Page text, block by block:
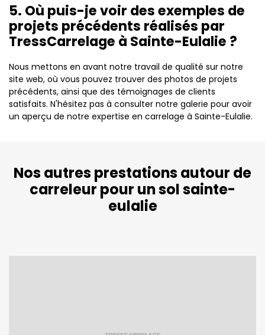
5. Où puis-je voir des exemples de
projets précédents réalisés par
TressCarrelage à Sainte-Eulalie ?
Nous mettons en avant notre travail de qualité sur notre
site web, où vous pouvez trouver des photos de projets
précédents, ainsi que des témoignages de clients
satisfaits. N'hésitez pas à consulter notre galerie pour avoir
un aperçu de notre expertise en carrelage à Sainte-Eulalie.
Nos autres prestations autour de
carreleur pour un sol sainte-
eulalie